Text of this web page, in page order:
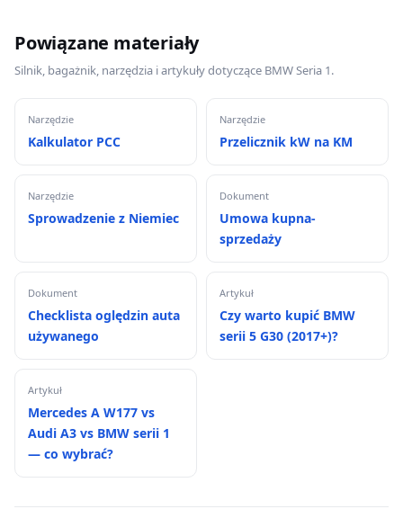
Powiązane materiały
Silnik, bagażnik, narzędzia i artykuły dotyczące BMW Seria 1.
Narzędzie
Kalkulator PCC
Narzędzie
Przelicznik kW na KM
Narzędzie
Sprowadzenie z Niemiec
Dokument
Umowa kupna-
sprzedaży
Dokument
Checklista oględzin auta
używanego
Artykuł
Czy warto kupić BMW
serii 5 G30 (2017+)?
Artykuł
Mercedes A W177 vs
Audi A3 vs BMW serii 1
— co wybrać?